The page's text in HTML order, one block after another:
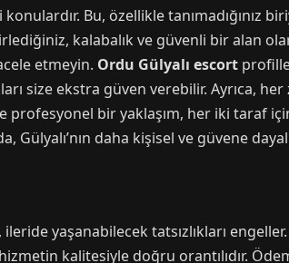
Bu, özellikle tanımadığınız
kalabalık ve güvenli bir alan
etmeyin. Ordu Gülyalı escort
size ekstra güven verebilir. Ayrıca, her
profesyonel bir yaklaşım, her iki taraf
daha kişisel ve güvene
yaşanabilecek tatsızlıkları engeller.
kalitesiyle doğru orantılıdır.